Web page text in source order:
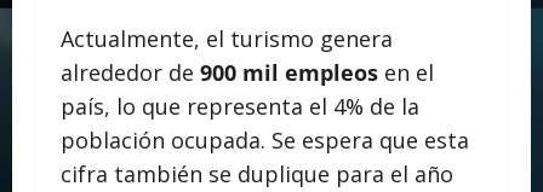
Actualmente, el turismo genera
alrededor de 900 mil empleos en el
país, lo que representa el 4% de la
población ocupada. Se espera que esta
cifra también se duplique para el año